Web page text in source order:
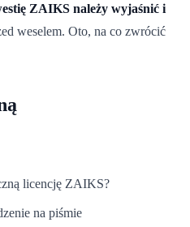
ZAIKS należy wyjaśnić i
weselem. Oto, na co zwrócić
licencję ZAIKS?
na piśmie